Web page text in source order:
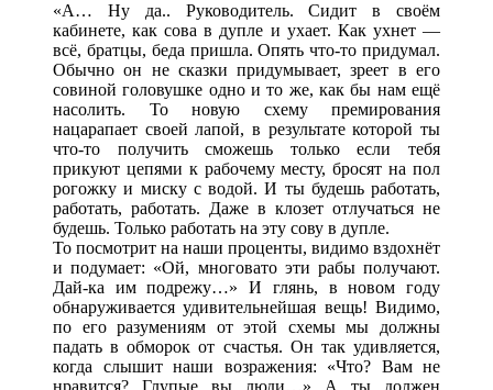
«А… Ну да.. Руководитель. Сидит в своём
кабинете, как сова в дупле и ухает. Как ухнет —
всё, братцы, беда пришла. Опять что-то придумал.
Обычно он не сказки придумывает, зреет в его
совиной головушке одно и то же, как бы нам ещё
насолить. То новую схему премирования
нацарапает своей лапой, в результате которой ты
что-то получить сможешь только если тебя
прикуют цепями к рабочему месту, бросят на пол
рогожку и миску с водой. И ты будешь работать,
работать, работать. Даже в клозет отлучаться не
будешь. Только работать на эту сову в дупле.
То посмотрит на наши проценты, видимо вздохнёт
и подумает: «Ой, многовато эти рабы получают.
Дай-ка им подрежу…» И глянь, в новом году
обнаруживается удивительнейшая вещь! Видимо,
по его разумениям от этой схемы мы должны
падать в обморок от счастья. Он так удивляется,
когда слышит наши возражения: «Что? Вам не